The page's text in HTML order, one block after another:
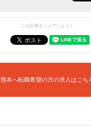
この記事をシェアしよう！
熊本へ転職希望の方の求人はこち